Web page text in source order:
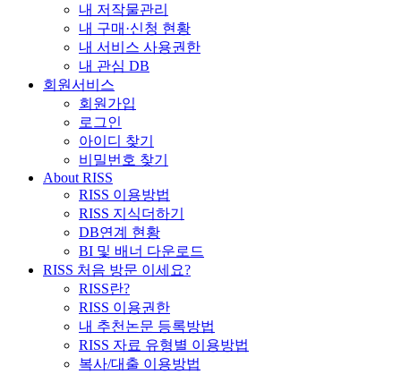
내 저작물관리
내 구매·신청 현황
내 서비스 사용권한
내 관심 DB
회원서비스
회원가입
로그인
아이디 찾기
비밀번호 찾기
About RISS
RISS 이용방법
RISS 지식더하기
DB연계 현황
BI 및 배너 다운로드
RISS 처음 방문 이세요?
RISS란?
RISS 이용권한
내 추천논문 등록방법
RISS 자료 유형별 이용방법
복사/대출 이용방법